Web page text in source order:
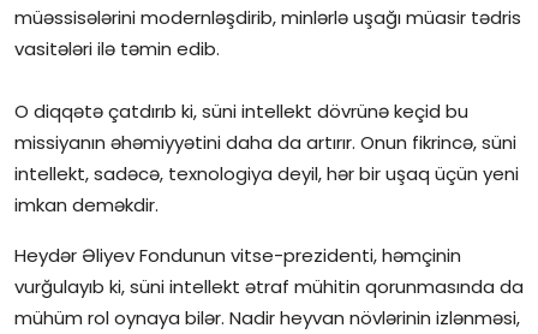
müəssisələrini modernləşdirib, minlərlə uşağı müasir tədris
vasitələri ilə təmin edib.
O diqqətə çatdırıb ki, süni intellekt dövrünə keçid bu
missiyanın əhəmiyyətini daha da artırır. Onun fikrincə, süni
intellekt, sadəcə, texnologiya deyil, hər bir uşaq üçün yeni
imkan deməkdir.
Heydər Əliyev Fondunun vitse-prezidenti, həmçinin
vurğulayıb ki, süni intellekt ətraf mühitin qorunmasında da
mühüm rol oynaya bilər. Nadir heyvan növlərinin izlənməsi,